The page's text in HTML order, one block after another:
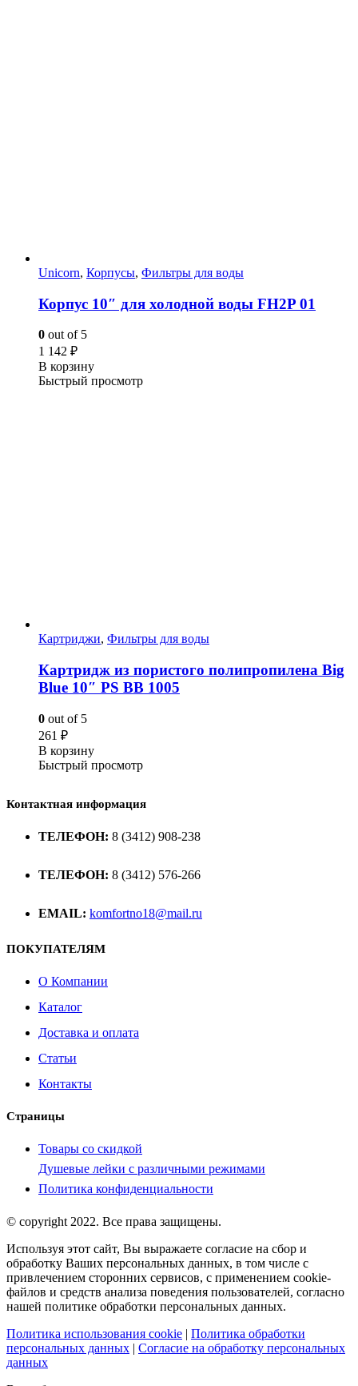
Unicorn, Корпусы, Фильтры для воды
Корпус 10″ для холодной воды FH2P 01
0 out of 5
1 142 ₽
В корзину
Быстрый просмотр
Картриджи, Фильтры для воды
Картридж из пористого полипропилена Big
Blue 10″ PS BB 1005
0 out of 5
261 ₽
В корзину
Быстрый просмотр
Контактная информация
ТЕЛЕФОН: 8 (3412) 908-238
ТЕЛЕФОН: 8 (3412) 576-266
EMAIL: komfortno18@mail.ru
ПОКУПАТЕЛЯМ
О Компании
Каталог
Доставка и оплата
Статьи
Контакты
Страницы
Товары со скидкой
Душевые лейки с различными режимами
Политика конфиденциальности
© copyright 2022. Все права защищены.
Используя этот сайт, Вы выражаете согласие на сбор и
обработку Ваших персональных данных, в том числе с
привлечением сторонних сервисов, с применением cookie-
файлов и средств анализа поведения пользователей, согласно
нашей политике обработки персональных данных.
Политика использования cookie | Политика обработки
персональных данных | Согласие на обработку персональных
данных